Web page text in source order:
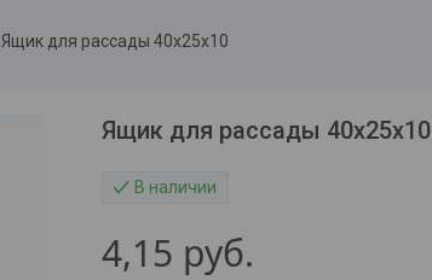
Ящик для рассады 40х25х10
Ящик для рассады 40х25х10
В наличии
4,15 руб.